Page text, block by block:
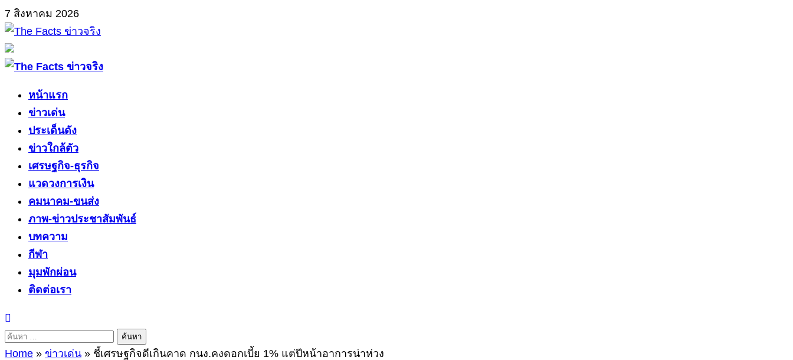
Skip
to
content
7 สิงหาคม 2026
Primary
หน้าแรก
ข่าวเด่น
ประเด็นดัง
ข่าวใกล้ตัว
เศรษฐกิจ-ธุรกิจ
แวดวงการเงิน
คมนาคม-ขนส่ง
ภาพ-ข่าวประชาสัมพันธ์
บทความ
กีฬา
มุมพักผ่อน
ติดต่อเรา
ค้นหา
สำหรับ:
Home » ข่าวเด่น » ชี้เศรษฐกิจดีเกินคาด กนง.คงดอกเบี้ย 1% แต่ปีหน้าอาการน่าห่วง